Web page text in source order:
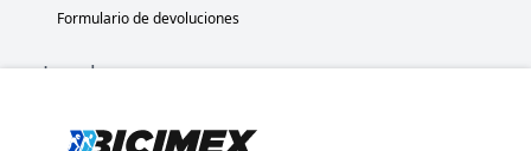
Formulario de devoluciones
Legal